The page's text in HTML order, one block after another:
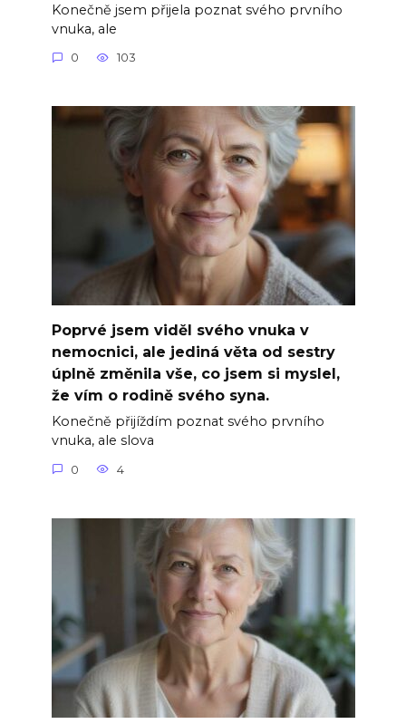
Konečně jsem přijela poznat svého prvního
vnuka, ale
0 103
Poprvé jsem viděl svého vnuka v
nemocnici, ale jediná věta od sestry
úplně změnila vše, co jsem si myslel,
že vím o rodině svého syna.
Konečně přijíždím poznat svého prvního
vnuka, ale slova
0 4